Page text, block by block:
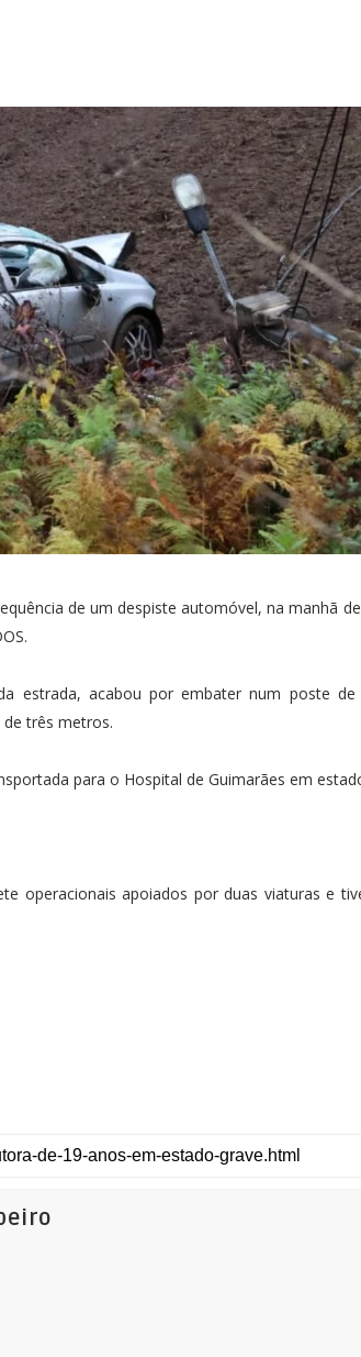
de um despiste automóvel, na manhã
estrada, acabou por embater num poste
três metros.
para o Hospital de Guimarães em
operacionais apoiados por duas viaturas e